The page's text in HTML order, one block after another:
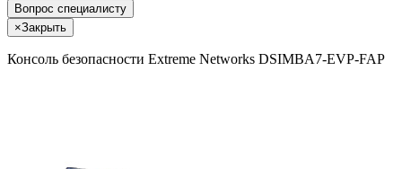
Вопрос специалисту
×Закрыть
Консоль безопасности Extreme Networks DSIMBA7-EVP-FAP